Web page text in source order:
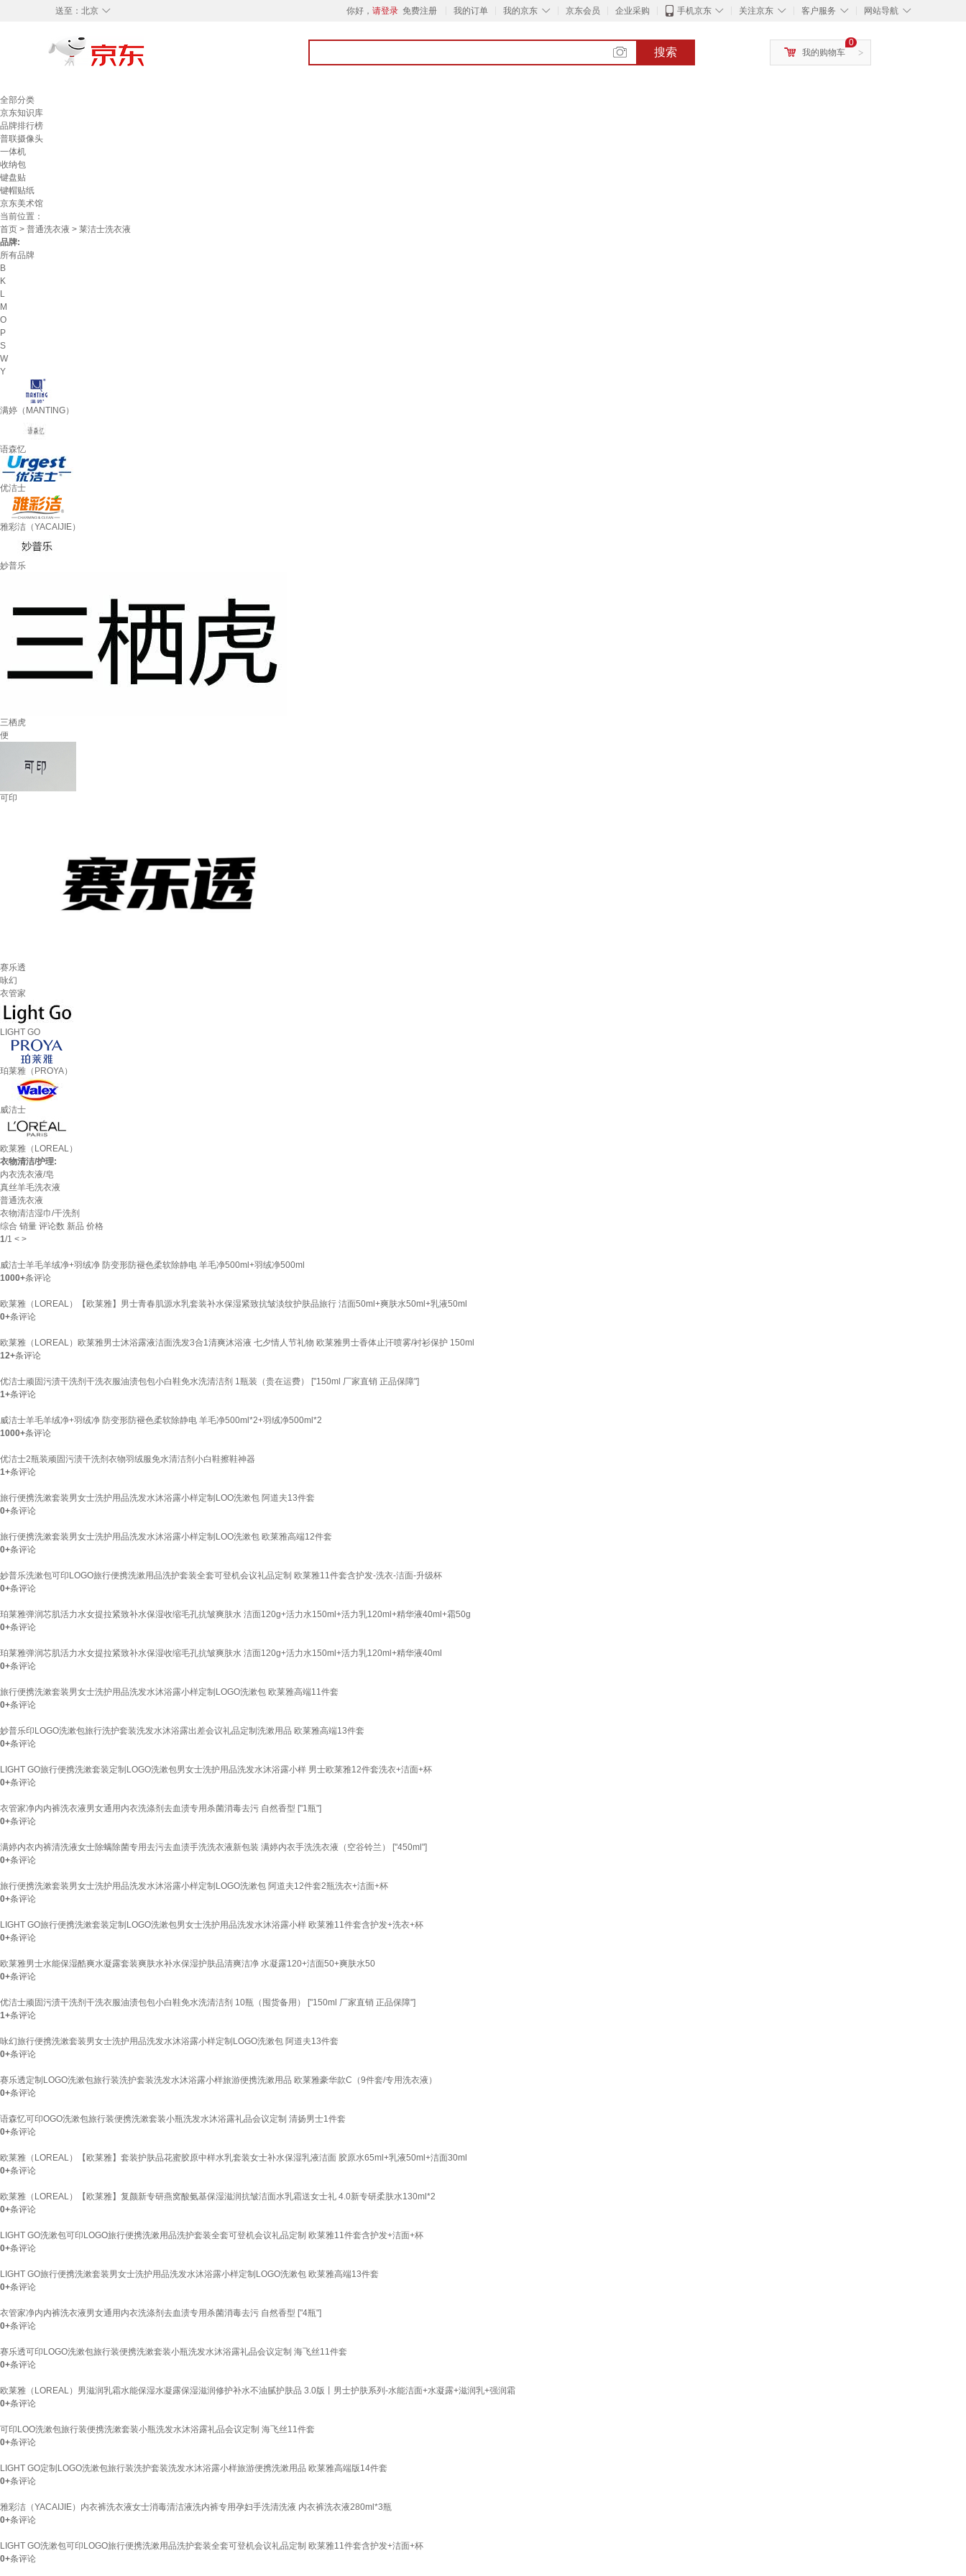
◇
送至： 北京 你好， 请登录 免费注册 我的订单 ◇
我的京东 京东会员 企业采购 ◇
手机京东 ◇
关注京东 ◇
客户服务 ◇
网站导航
搜索 >
0
我的购物车
全部分类
京东知识库
品牌排行榜
普联摄像头
一体机
收纳包
键盘贴
键帽贴纸
京东美术馆
当前位置：
首页 > 普通洗衣液 > 莱洁士洗衣液
品牌:
所有品牌
B
K
L
M
O
P
S
W
Y
满婷（MANTING）
语森忆
优洁士
雅彩洁（YACAIJIE）
妙普乐
三栖虎
便
可印
赛乐透
咏幻
衣管家
LIGHT GO
珀莱雅（PROYA）
威洁士
欧莱雅（LOREAL）
衣物清洁/护理:
内衣洗衣液/皂
真丝羊毛洗衣液
普通洗衣液
衣物清洁湿巾/干洗剂
综合 销量 评论数 新品 价格
1/1 < >
威洁士羊毛羊绒净+羽绒净 防变形防褪色柔软除静电 羊毛净500ml+羽绒净500ml
1000+条评论
欧莱雅（LOREAL）【欧莱雅】男士青春肌源水乳套装补水保湿紧致抗皱淡纹护肤品旅行 洁面50ml+爽肤水50ml+乳液50ml
0+条评论
欧莱雅（LOREAL）欧莱雅男士沐浴露液洁面洗发3合1清爽沐浴液 七夕情人节礼物 欧莱雅男士香体止汗喷雾/衬衫保护 150ml
12+条评论
优洁士顽固污渍干洗剂干洗衣服油渍包包小白鞋免水洗清洁剂 1瓶装（贵在运费） ["150ml 厂家直销 正品保障"]
1+条评论
威洁士羊毛羊绒净+羽绒净 防变形防褪色柔软除静电 羊毛净500ml*2+羽绒净500ml*2
1000+条评论
优洁士2瓶装顽固污渍干洗剂衣物羽绒服免水清洁剂小白鞋擦鞋神器
1+条评论
旅行便携洗漱套装男女士洗护用品洗发水沐浴露小样定制LOO洗漱包 阿道夫13件套
0+条评论
旅行便携洗漱套装男女士洗护用品洗发水沐浴露小样定制LOO洗漱包 欧莱雅高端12件套
0+条评论
妙普乐洗漱包可印LOGO旅行便携洗漱用品洗护套装全套可登机会议礼品定制 欧莱雅11件套含护发-洗衣-洁面-升级杯
0+条评论
珀莱雅弹润芯肌活力水女提拉紧致补水保湿收缩毛孔抗皱爽肤水 洁面120g+活力水150ml+活力乳120ml+精华液40ml+霜50g
0+条评论
珀莱雅弹润芯肌活力水女提拉紧致补水保湿收缩毛孔抗皱爽肤水 洁面120g+活力水150ml+活力乳120ml+精华液40ml
0+条评论
旅行便携洗漱套装男女士洗护用品洗发水沐浴露小样定制LOGO洗漱包 欧莱雅高端11件套
0+条评论
妙普乐印LOGO洗漱包旅行洗护套装洗发水沐浴露出差会议礼品定制洗漱用品 欧莱雅高端13件套
0+条评论
LIGHT GO旅行便携洗漱套装定制LOGO洗漱包男女士洗护用品洗发水沐浴露小样 男士欧莱雅12件套洗衣+洁面+杯
0+条评论
衣管家净内内裤洗衣液男女通用内衣洗涤剂去血渍专用杀菌消毒去污 自然香型 ["1瓶"]
0+条评论
满婷内衣内裤清洗液女士除螨除菌专用去污去血渍手洗洗衣液新包装 满婷内衣手洗洗衣液（空谷铃兰） ["450ml"]
0+条评论
旅行便携洗漱套装男女士洗护用品洗发水沐浴露小样定制LOGO洗漱包 阿道夫12件套2瓶洗衣+洁面+杯
0+条评论
LIGHT GO旅行便携洗漱套装定制LOGO洗漱包男女士洗护用品洗发水沐浴露小样 欧莱雅11件套含护发+洗衣+杯
0+条评论
欧莱雅男士水能保湿酷爽水凝露套装爽肤水补水保湿护肤品清爽洁净 水凝露120+洁面50+爽肤水50
0+条评论
优洁士顽固污渍干洗剂干洗衣服油渍包包小白鞋免水洗清洁剂 10瓶（囤货备用） ["150ml 厂家直销 正品保障"]
1+条评论
咏幻旅行便携洗漱套装男女士洗护用品洗发水沐浴露小样定制LOGO洗漱包 阿道夫13件套
0+条评论
赛乐透定制LOGO洗漱包旅行装洗护套装洗发水沐浴露小样旅游便携洗漱用品 欧莱雅豪华款C（9件套/专用洗衣液）
0+条评论
语森忆可印OGO洗漱包旅行装便携洗漱套装小瓶洗发水沐浴露礼品会议定制 清扬男士1件套
0+条评论
欧莱雅（LOREAL）【欧莱雅】套装护肤品花蜜胶原中样水乳套装女士补水保湿乳液洁面 胶原水65ml+乳液50ml+洁面30ml
0+条评论
欧莱雅（LOREAL）【欧莱雅】复颜新专研燕窝酸氨基保湿滋润抗皱洁面水乳霜送女士礼 4.0新专研柔肤水130ml*2
0+条评论
LIGHT GO洗漱包可印LOGO旅行便携洗漱用品洗护套装全套可登机会议礼品定制 欧莱雅11件套含护发+洁面+杯
0+条评论
LIGHT GO旅行便携洗漱套装男女士洗护用品洗发水沐浴露小样定制LOGO洗漱包 欧莱雅高端13件套
0+条评论
衣管家净内内裤洗衣液男女通用内衣洗涤剂去血渍专用杀菌消毒去污 自然香型 ["4瓶"]
0+条评论
赛乐透可印LOGO洗漱包旅行装便携洗漱套装小瓶洗发水沐浴露礼品会议定制 海飞丝11件套
0+条评论
欧莱雅（LOREAL）男滋润乳霜水能保湿水凝露保湿滋润修护补水不油腻护肤品 3.0版丨男士护肤系列-水能洁面+水凝露+滋润乳+强润霜
0+条评论
可印LOO洗漱包旅行装便携洗漱套装小瓶洗发水沐浴露礼品会议定制 海飞丝11件套
0+条评论
LIGHT GO定制LOGO洗漱包旅行装洗护套装洗发水沐浴露小样旅游便携洗漱用品 欧莱雅高端版14件套
0+条评论
雅彩洁（YACAIJIE）内衣裤洗衣液女士消毒清洁液洗内裤专用孕妇手洗清洗液 内衣裤洗衣液280ml*3瓶
0+条评论
LIGHT GO洗漱包可印LOGO旅行便携洗漱用品洗护套装全套可登机会议礼品定制 欧莱雅11件套含护发+洁面+杯
0+条评论